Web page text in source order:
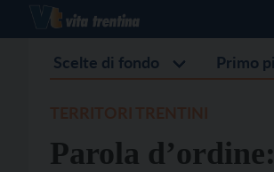
Scelte di fondo Primo
Parola